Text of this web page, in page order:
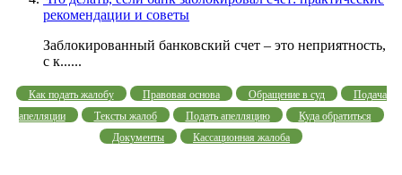
рекомендации и советы
Заблокированный банковский счет – это неприятность,
с к......
Как подать жалобу Правовая основа Обращение в суд
Подача
апелляции
Тексты жалоб Подать апелляцию
Куда обратиться
Документы
Кассационная жалоба